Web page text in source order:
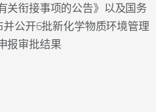
关衔接事项的公告》以及国务
公开6批新化学物质环境管理
报审批结果